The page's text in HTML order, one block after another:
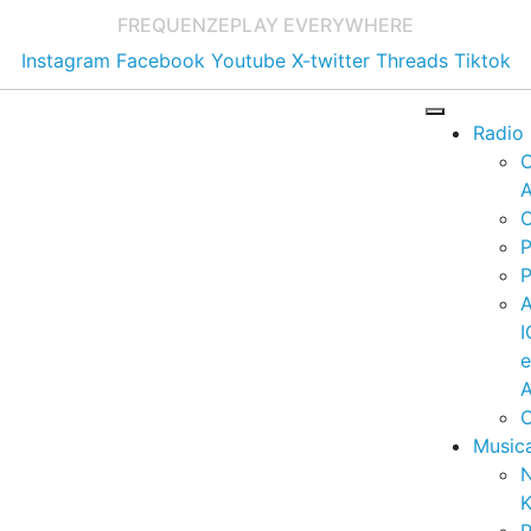
FREQUENZEPLAY EVERYWHERE
Instagram Facebook Youtube X-twitter Threads Tiktok
Radio
e